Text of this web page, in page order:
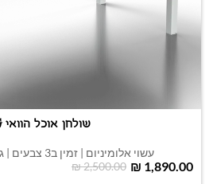
שולחן אוכל הוואי BIG
עשוי אלומיניום | זמין ב3 צבעים | גודל 200/320/100
₪2,500.00 ₪ 1,890.00